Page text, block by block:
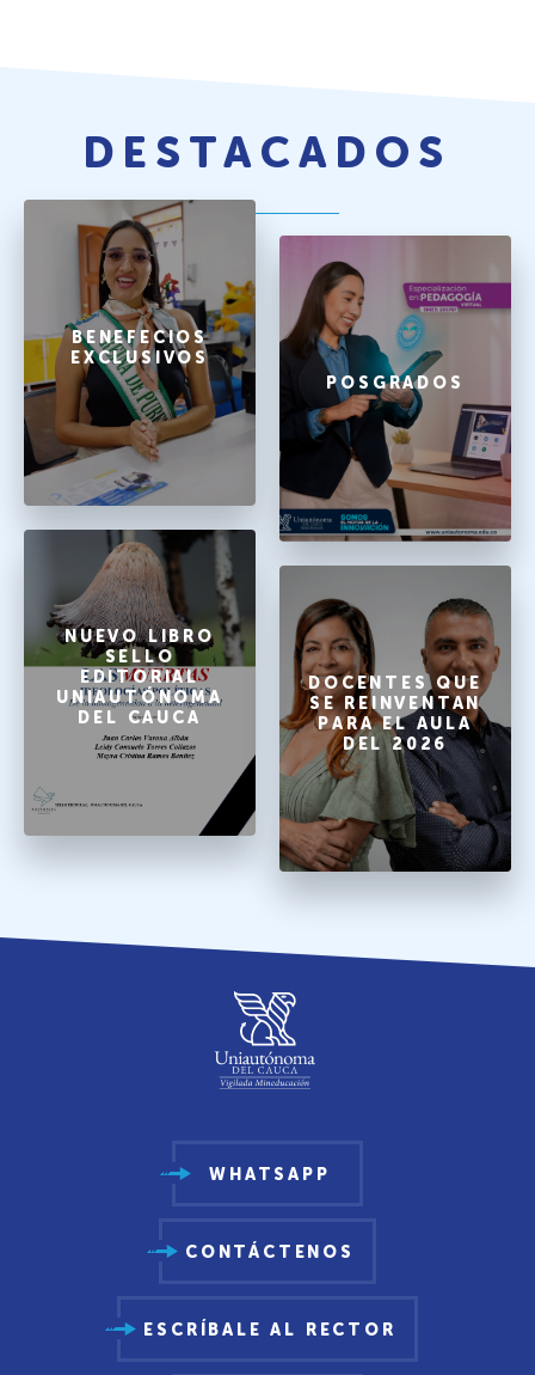
DESTACADOS
BENEFECIOS
EXCLUSIVOS
POSGRADOS
NUEVO LIBRO
SELLO
EDITORIAL
UNIAUTÓNOMA
DEL CAUCA
DOCENTES QUE
SE REINVENTAN
PARA EL AULA
DEL 2026
WHATSAPP
CONTÁCTENOS
ESCRÍBALE AL RECTOR